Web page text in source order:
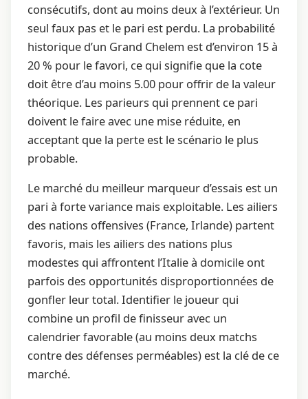
consécutifs, dont au moins deux à l’extérieur. Un
seul faux pas et le pari est perdu. La probabilité
historique d’un Grand Chelem est d’environ 15 à
20 % pour le favori, ce qui signifie que la cote
doit être d’au moins 5.00 pour offrir de la valeur
théorique. Les parieurs qui prennent ce pari
doivent le faire avec une mise réduite, en
acceptant que la perte est le scénario le plus
probable.
Le marché du meilleur marqueur d’essais est un
pari à forte variance mais exploitable. Les ailiers
des nations offensives (France, Irlande) partent
favoris, mais les ailiers des nations plus
modestes qui affrontent l’Italie à domicile ont
parfois des opportunités disproportionnées de
gonfler leur total. Identifier le joueur qui
combine un profil de finisseur avec un
calendrier favorable (au moins deux matchs
contre des défenses perméables) est la clé de ce
marché.